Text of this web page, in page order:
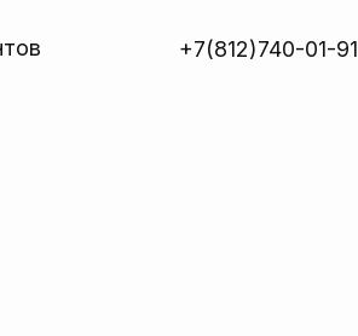
+7(812)740-01-91